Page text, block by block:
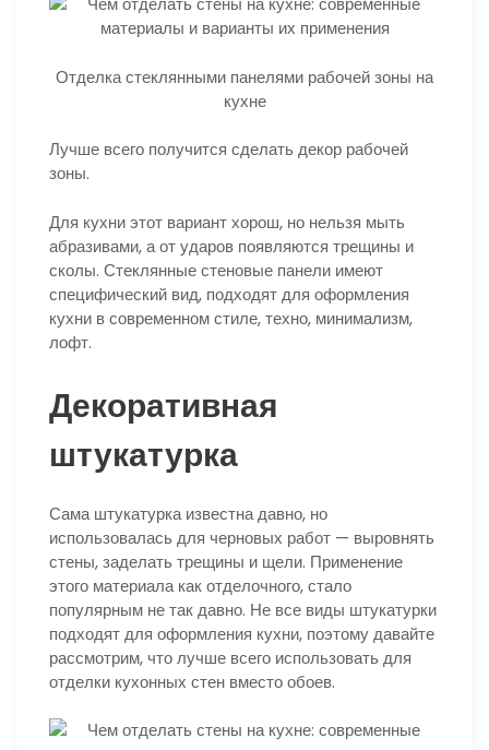
Отделка стеклянными панелями рабочей зоны на
кухне
Лучше всего получится сделать декор рабочей
зоны.
Для кухни этот вариант хорош, но нельзя мыть
абразивами, а от ударов появляются трещины и
сколы. Стеклянные стеновые панели имеют
специфический вид, подходят для оформления
кухни в современном стиле, техно, минимализм,
лофт.
Декоративная
штукатурка
Сама штукатурка известна давно, но
использовалась для черновых работ — выровнять
стены, заделать трещины и щели. Применение
этого материала как отделочного, стало
популярным не так давно. Не все виды штукатурки
подходят для оформления кухни, поэтому давайте
рассмотрим, что лучше всего использовать для
отделки кухонных стен вместо обоев.